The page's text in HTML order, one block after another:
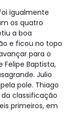
igualmente
os quatro
a boa
e ficou no topo
para o
Felipe Baptista,
Julio
pole. Thiago
classificação
primeiros, em